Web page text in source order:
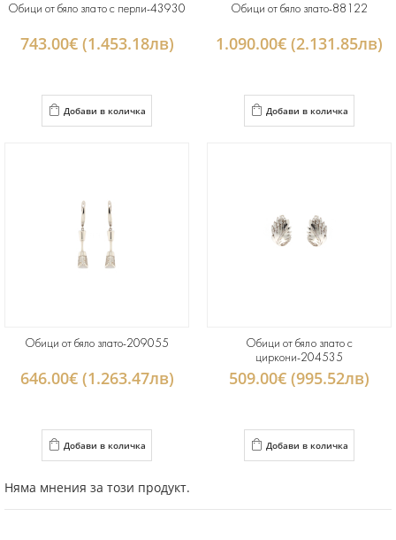
Обици от бяло злато с перли-43930
743.00€ (1.453.18лв)
Добави в количка
Обици от бяло злато-88122
1.090.00€ (2.131.85лв)
Добави в количка
Обици от бяло злато-209055
646.00€ (1.263.47лв)
Добави в количка
Обици от бяло злато с
циркони-204535
509.00€ (995.52лв)
Добави в количка
Няма мнения за този продукт.